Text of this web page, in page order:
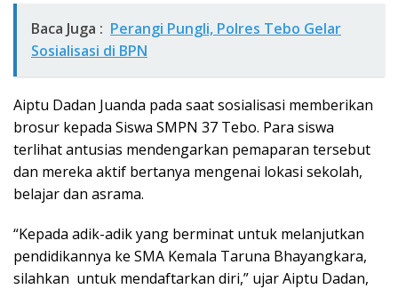
Baca Juga : Perangi Pungli, Polres Tebo Gelar
Sosialisasi di BPN
Aiptu Dadan Juanda pada saat sosialisasi memberikan
brosur kepada Siswa SMPN 37 Tebo. Para siswa
terlihat antusias mendengarkan pemaparan tersebut
dan mereka aktif bertanya mengenai lokasi sekolah,
belajar dan asrama.
“Kepada adik-adik yang berminat untuk melanjutkan
pendidikannya ke SMA Kemala Taruna Bhayangkara,
silahkan untuk mendaftarkan diri,” ujar Aiptu Dadan,